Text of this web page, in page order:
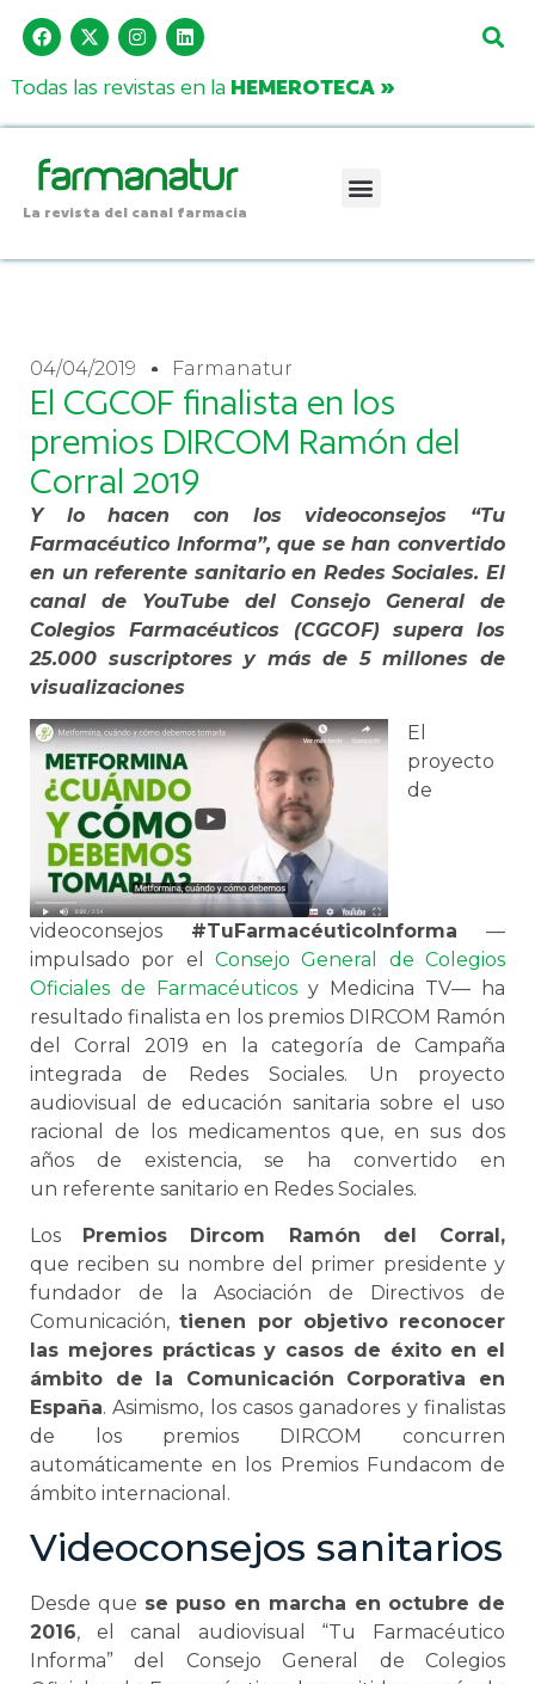
Todas las revistas en la HEMEROTECA »
La revista del canal farmacia
04/04/2019 Farmanatur
El CGCOF finalista en los
premios DIRCOM Ramón del
Corral 2019
Y lo hacen con los videoconsejos “Tu
Farmacéutico Informa”, que se han convertido
en un referente sanitario en Redes Sociales. El
canal de YouTube del Consejo General de
Colegios Farmacéuticos (CGCOF) supera los
25.000 suscriptores y más de 5 millones de
visualizaciones
El
proyecto
de
videoconsejos #TuFarmacéuticoInforma —
impulsado por el Consejo General de Colegios
Oficiales de Farmacéuticos y Medicina TV— ha
resultado finalista en los premios DIRCOM Ramón
del Corral 2019 en la categoría de Campaña
integrada de Redes Sociales. Un proyecto
audiovisual de educación sanitaria sobre el uso
racional de los medicamentos que, en sus dos
años de existencia, se ha convertido en
un referente sanitario en Redes Sociales.
Los Premios Dircom Ramón del Corral,
que reciben su nombre del primer presidente y
fundador de la Asociación de Directivos de
Comunicación,tienen por objetivo reconocer
las mejores prácticas y casos de éxito en el
ámbito de la Comunicación Corporativa en
España. Asimismo, los casos ganadores y finalistas
de los premios DIRCOM concurren
automáticamente en los Premios Fundacom de
ámbito internacional.
Videoconsejos sanitarios
Desde que se puso en marcha en octubre de
2016, el canal audiovisual “Tu Farmacéutico
Informa” del Consejo General de Colegios